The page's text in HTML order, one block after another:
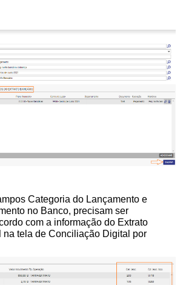
Categoria do Lançamento e
no Banco, precisam ser
com a informação do Extrato
na tela de Conciliação Digital por